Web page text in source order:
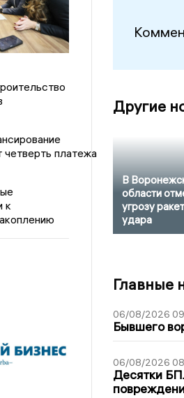
платежа
к
Другие
В
области
угрозу
удара
Главные
06/08/2026
Бывшего
06/08/2026
Десятки